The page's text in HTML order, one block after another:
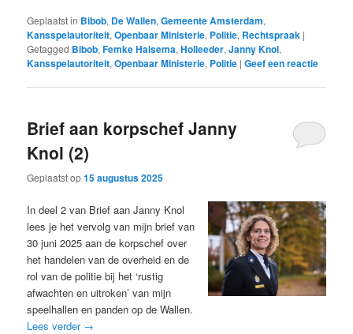
Geplaatst in Bibob, De Wallen,Gemeente Amsterdam,
Kansspelautoriteit,Openbaar Ministerie, Politie, Rechtspraak |
Getagged Bibob,Femke Halsema,Holleeder,Janny Knol,
Kansspelautoriteit,Openbaar Ministerie, Politie |Geef een reactie
Brief aan korpschef Janny
Knol (2)
Geplaatst op15 augustus 2025
In deel 2 van Brief aan Janny Knol
lees je het vervolg van mijn brief van
30 juni 2025 aan de korpschef over
het handelen van de overheid en de
rol van de politie bij het ‘rustig
afwachten en uitroken’ van mijn
speelhallen en panden op de Wallen.
Lees verder →